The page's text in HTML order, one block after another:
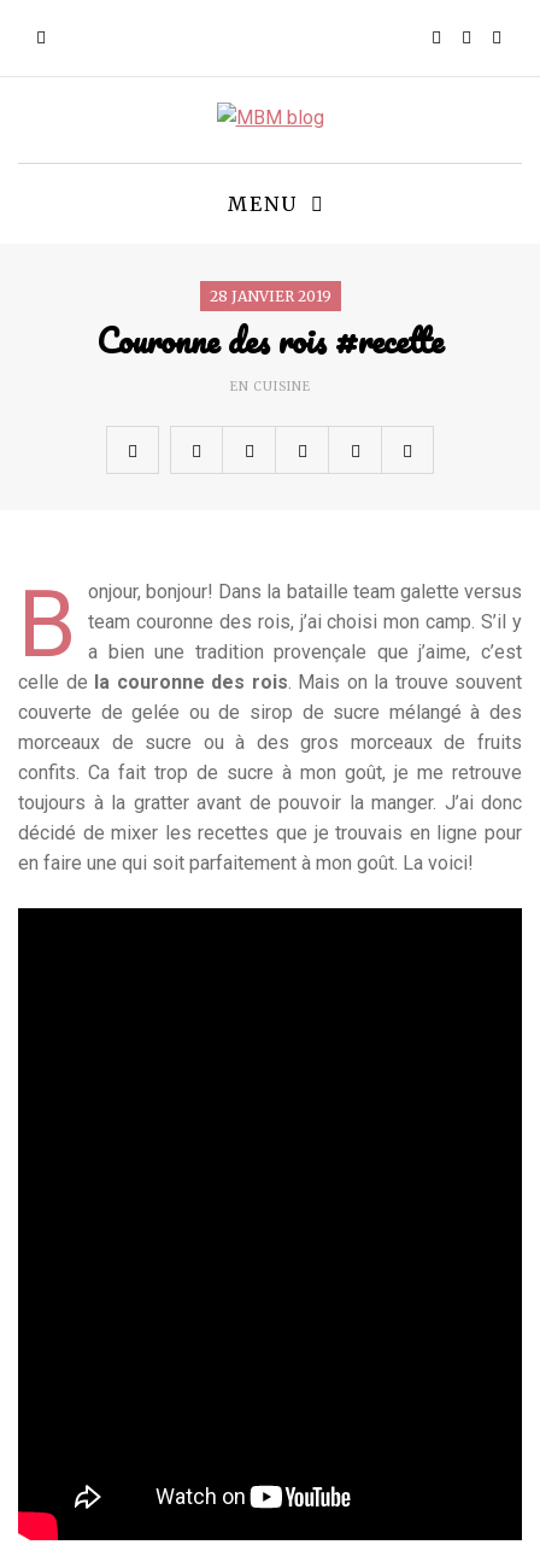
MENU
28 JANVIER 2019
Couronne des rois #recette
EN CUISINE
B
onjour, bonjour! Dans la bataille team galette versus
team couronne des rois, j’ai choisi mon camp. S’il y
a bien une tradition provençale que j’aime, c’est
celle de la couronne des rois. Mais on la trouve souvent
couverte de gelée ou de sirop de sucre mélangé à des
morceaux de sucre ou à des gros morceaux de fruits
confits. Ca fait trop de sucre à mon goût, je me retrouve
toujours à la gratter avant de pouvoir la manger. J’ai donc
décidé de mixer les recettes que je trouvais en ligne pour
en faire une qui soit parfaitement à mon goût. La voici!